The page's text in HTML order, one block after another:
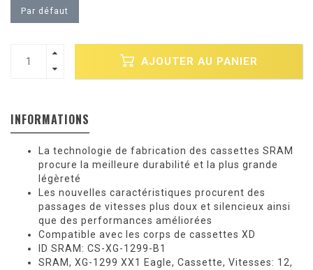
Par défaut
AJOUTER AU PANIER
INFORMATIONS
La technologie de fabrication des cassettes SRAM
procure la meilleure durabilité et la plus grande
légèreté
Les nouvelles caractéristiques procurent des
passages de vitesses plus doux et silencieux ainsi
que des performances améliorées
Compatible avec les corps de cassettes XD
ID SRAM: CS-XG-1299-B1
SRAM, XG-1299 XX1 Eagle, Cassette, Vitesses: 12,